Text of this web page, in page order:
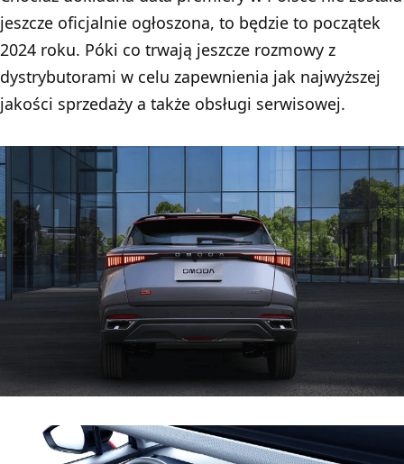
jeszcze oficjalnie ogłoszona, to będzie to początek
2024 roku. Póki co trwają jeszcze rozmowy z
dystrybutorami w celu zapewnienia jak najwyższej
jakości sprzedaży a także obsługi serwisowej.